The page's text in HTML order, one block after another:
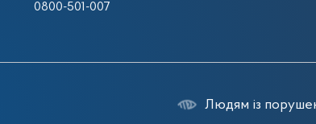
0800-501-007
Людям із